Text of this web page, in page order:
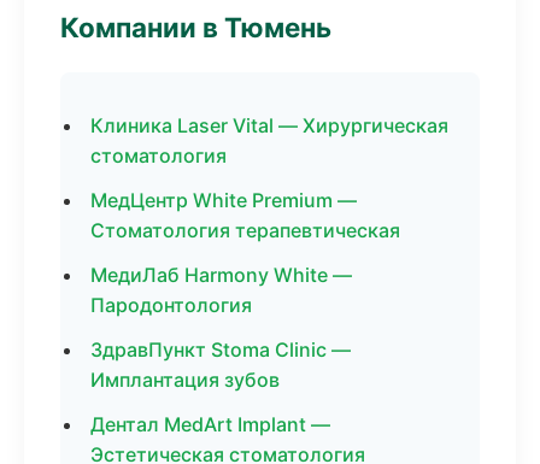
Компании в Тюмень
Клиника Laser Vital — Хирургическая
стоматология
МедЦентр White Premium —
Стоматология терапевтическая
МедиЛаб Harmony White —
Пародонтология
ЗдравПункт Stoma Clinic —
Имплантация зубов
Дентал MedArt Implant —
Эстетическая стоматология